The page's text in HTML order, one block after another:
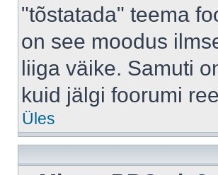
"tõstatada" teema
on see moodus
liiga väike. Samuti
kuid jälgi foorumi
Üles